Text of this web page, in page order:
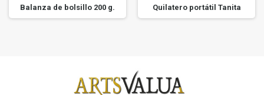
Balanza de bolsillo 200 g. Quilatero portátil Tanita